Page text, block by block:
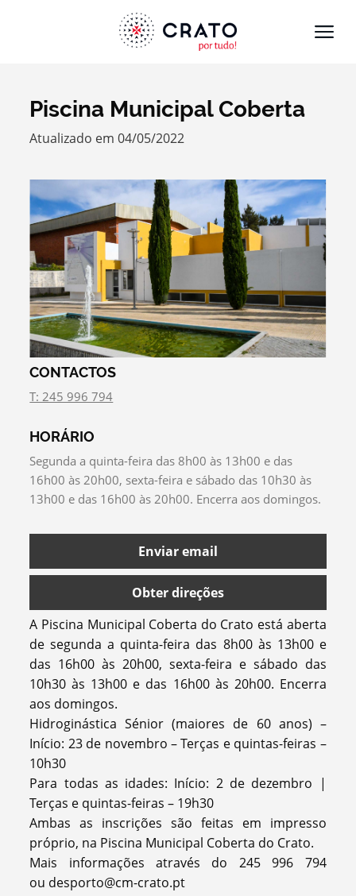
Termo de Pesquisa
Categorias gerais
Filtros
Piscina Municipal Coberta
Atualizado em 04/05/2022
CONTACTOS
T: 245 996 794
HORÁRIO
Segunda a quinta-feira das 8h00 às 13h00 e das
16h00 às 20h00, sexta-feira e sábado das 10h30 às
13h00 e das 16h00 às 20h00. Encerra aos domingos.
Enviar email
Obter direções
A Piscina Municipal Coberta do Crato está aberta
de segunda a quinta-feira das 8h00 às 13h00 e
das 16h00 às 20h00, sexta-feira e sábado das
10h30 às 13h00 e das 16h00 às 20h00. Encerra
aos domingos.
Hidroginástica Sénior (maiores de 60 anos) –
Início: 23 de novembro – Terças e quintas-feiras –
10h30
Para todas as idades: Início: 2 de dezembro |
Terças e quintas-feiras – 19h30
Ambas as inscrições são feitas em impresso
próprio, na Piscina Municipal Coberta do Crato.
Mais informações através do 245 996 794
ou desporto@cm-crato.pt